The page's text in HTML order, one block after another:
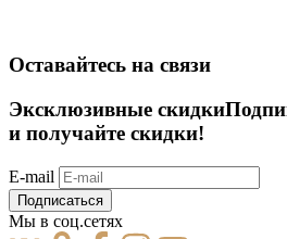
Оставайтесь на связи
Эксклюзивные скидки
и получайте скидки!
E-mail
Подписаться
Мы в соц.сетях